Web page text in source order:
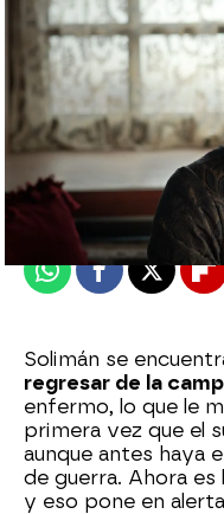
Nova
Publicado:01 de
WhatsappFacebook
X
Solimán se
regresar de la
enfermo, lo que le
primera vez que el
aunque antes haya
de guerra. Ahora es
y eso pone en